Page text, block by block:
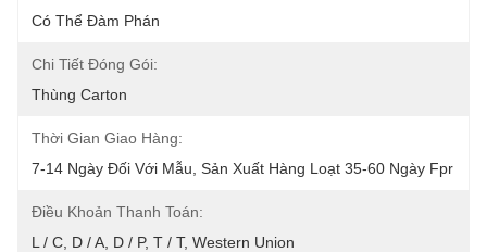
Có Thể Đàm Phán
Chi Tiết Đóng Gói:
Thùng Carton
Thời Gian Giao Hàng:
7-14 Ngày Đối Với Mẫu, Sản Xuất Hàng Loạt 35-60 Ngày Fpr
Điều Khoản Thanh Toán:
L / C, D / A, D / P, T / T, Western Union